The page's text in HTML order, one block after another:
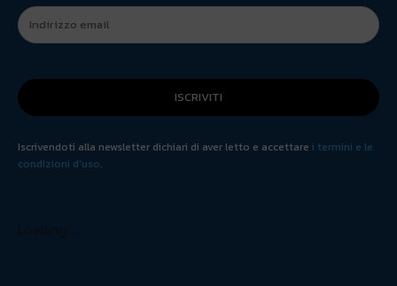
ISCRIVITI
Iscrivendoti alla newsletter dichiari di aver letto e accettare i termini e le
condizioni d'uso.